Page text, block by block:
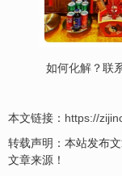
如何化解？联
本文链接： https://
转载声明：本站发布
文章来源！